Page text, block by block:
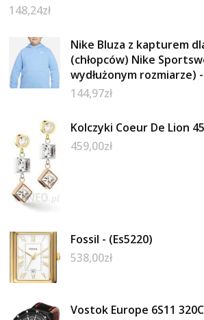
148,24zł
Nike Bluza z kapturem
(chłopców) Nike
wydłużonym rozmiarze)
144,97zł
Kolczyki Coeur De Lion
459,00zł
Fossil - (Es5220)
538,00zł
Vostok Europe 6S11